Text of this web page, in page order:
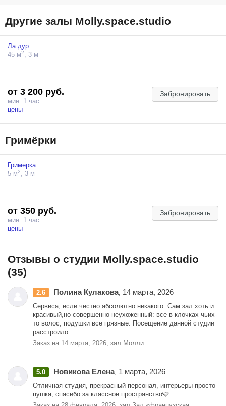
Другие залы Molly.space.studio
Ла дур
45 м2, 3 м
—
от 3 200 руб.
мин. 1 час
цены
Забронировать
Гримёрки
Гримерка
5 м2, 3 м
—
от 350 руб.
мин. 1 час
цены
Забронировать
Отзывы о студии Molly.space.studio
(35)
2.6 Полина Кулакова, 14 марта, 2026
Сервиса, если честно абсолютно никакого. Сам зал хоть и
красивый,но совершенно неухоженный: все в клочках чьих-
то волос, подушки все грязные. Посещение данной студии
расстроило.
Заказ на 14 марта, 2026, зал Молли
5.0 Новикова Елена, 1 марта, 2026
Отличная студия, прекрасный персонал, интерьеры просто
пушка, спасибо за классное пространство🩷